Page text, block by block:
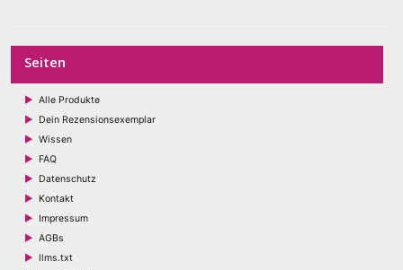
werden
Seiten
Alle Produkte
Dein Rezensionsexemplar
Wissen
FAQ
Datenschutz
Kontakt
Impressum
AGBs
llms.txt